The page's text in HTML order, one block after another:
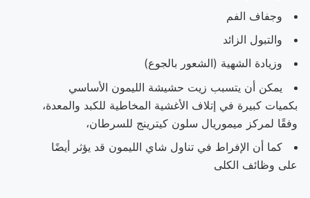
وجفاف الفم
والتبول الزائد
وزيادة الشهية (الشعور بالجوع)
يمكن أن يتسبب زيت حشيشة الليمون الأساسي
بكميات كبيرة في إتلاف الأغشية المخاطية للكبد والمعدة،
وفقًا لمركز ميموريال سلون كيترينج للسرطان،
كما أن الإفراط في تناول شاي الليمون قد يؤثر أيضًا
على وظائف الكلى